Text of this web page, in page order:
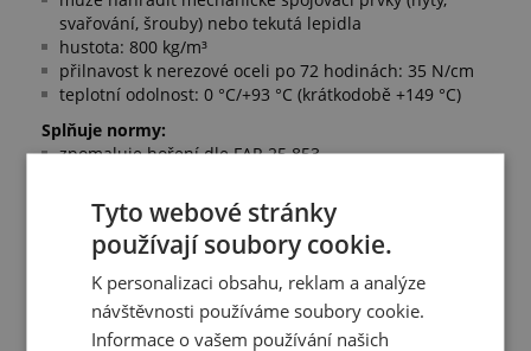
svařování, šrouby) nebo tekutá lepidla
hustota: 800 kg/m³
přilnavost k nerezové oceli po 72 hodinách: 35 N/cm
teplotní odolnost: 0 °C/+93 °C (krátkodobě +149 °C)
Splňuje normy:
zpomaluje hoření dle FAR 25.853
Další informace:
3M a VHB jsou ochranné známky společnosti 3M
Přehled vlastností
Tyto webové stránky
používají soubory cookie.
K personalizaci obsahu, reklam a analýze
návštěvnosti používáme soubory cookie.
Informace o vašem používání našich